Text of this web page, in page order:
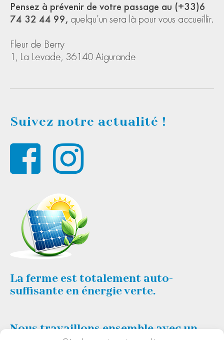
Pensez à prévenir de votre passage au (+33)6
74 32 44 99, quelqu’un sera là pour vous accueillir.
Fleur de Berry
1, La Levade, 36140 Aigurande
Suivez notre actualité !
La ferme est totalement auto-
suffisante en énergie verte.
Nous travaillons ensemble avec un